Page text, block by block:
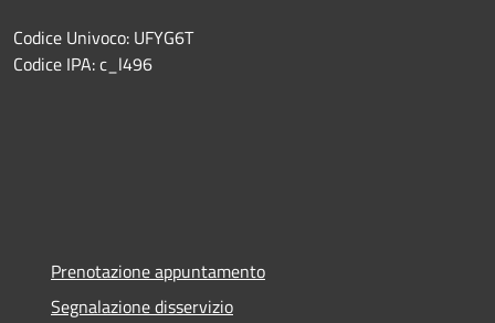
Codice Univoco: UFYG6T
Codice IPA: c_l496
Prenotazione appuntamento
Segnalazione disservizio